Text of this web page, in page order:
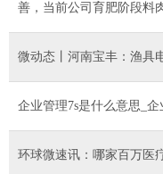
善，当前公司育肥阶段料
微动态丨河南宝丰：渔具
企业管理7s是什么意思_
环球微速讯：哪家百万医